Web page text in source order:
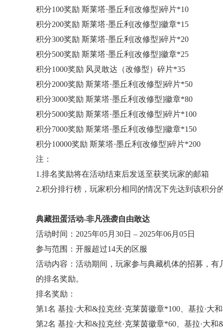
积分100奖励 斯莱塔·墨丘利[改修型]碎片*10
积分200奖励 斯莱塔·墨丘利[改修型]徽章*15
积分300奖励 斯莱塔·墨丘利[改修型]碎片*20
积分500奖励 斯莱塔·墨丘利[改修型]徽章*25
积分1000奖励 风灵敢达（改修型）碎片*35
积分2000奖励 斯莱塔·墨丘利[改修型]碎片*50
积分3000奖励 斯莱塔·墨丘利[改修型]徽章*80
积分5000奖励 斯莱塔·墨丘利[改修型]碎片*100
积分7000奖励 斯莱塔·墨丘利[改修型]徽章*150
积分10000奖励 斯莱塔·墨丘利[改修型]碎片*200
注：
1.排名奖励将在活动结束后发送至获奖玩家的邮箱
2.积分排行榜，玩家积分相同的情况下先达到该积分
典藏扭蛋活动-非凡强袭自由敢达
活动时间：2025年05月30日 – 2025年06月05日
参与范围：开服超过14天的区服
活动内容：活动期间，玩家参与典藏机体的招募，
的排名奖励。
排名奖励：
第1名 基拉·大和&拉克丝·克莱茵徽章*100、基拉·大
第2名 基拉·大和&拉克丝·克莱茵徽章*60、基拉·大